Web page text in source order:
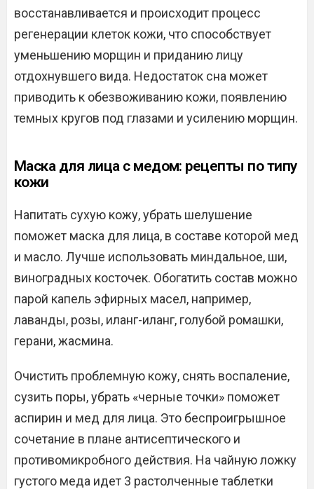
восстанавливается и происходит процесс
регенерации клеток кожи, что способствует
уменьшению морщин и приданию лицу
отдохнувшего вида. Недостаток сна может
приводить к обезвоживанию кожи, появлению
темных кругов под глазами и усилению морщин.
Маска для лица с медом: рецепты по типу
кожи
Напитать сухую кожу, убрать шелушение
поможет маска для лица, в составе которой мед
и масло. Лучше использовать миндальное, ши,
виноградных косточек. Обогатить состав можно
парой капель эфирных масел, например,
лаванды, розы, иланг-иланг, голубой ромашки,
герани, жасмина.
Очистить проблемную кожу, снять воспаление,
сузить поры, убрать «черные точки» поможет
аспирин и мед для лица. Это беспроигрышное
сочетание в плане антисептического и
противомикробного действия. На чайную ложку
густого меда идет 3 растолченные таблетки